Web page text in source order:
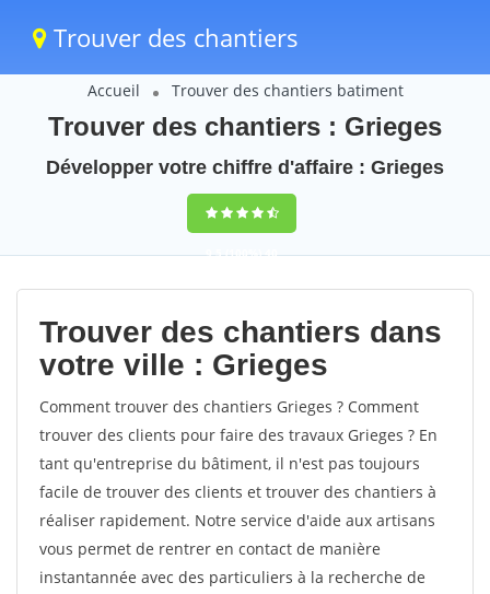
Trouver des chantiers
Accueil Trouver des chantiers batiment
Trouver des chantiers : Grieges
Développer votre chiffre d'affaire : Grieges
9,5(100%)40
votes
Trouver des chantiers dans
votre ville : Grieges
Comment trouver des chantiers Grieges ? Comment
trouver des clients pour faire des travaux Grieges ? En
tant qu'entreprise du bâtiment, il n'est pas toujours
facile de trouver des clients et trouver des chantiers à
réaliser rapidement. Notre service d'aide aux artisans
vous permet de rentrer en contact de manière
instantannée avec des particuliers à la recherche de